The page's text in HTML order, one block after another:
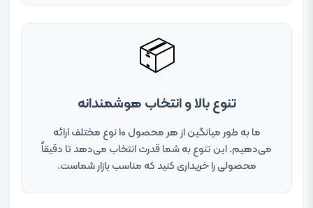
📦
تنوع بالا و انتخاب هوشمندانه
ما به طور میانگین از هر محصول ۱۰ نوع مختلف ارائه
می‌دهیم. این تنوع به شما قدرت انتخاب می‌دهد تا دقیقاً
محصولی را خریداری کنید که مناسب بازار شماست.